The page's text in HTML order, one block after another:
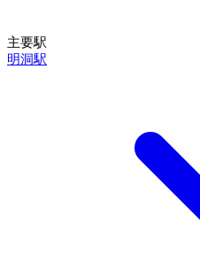
主要駅
明洞駅